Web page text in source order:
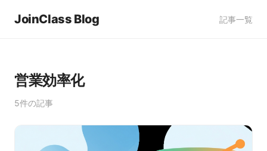
JoinClass Blog 記事一覧
営業効率化
5件の記事